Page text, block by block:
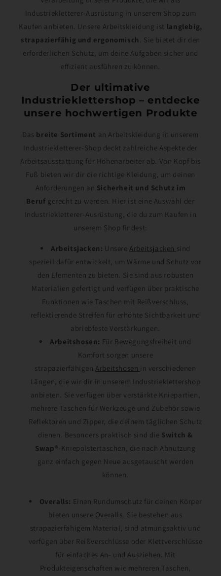
Industriekletterer-Ausrüstung in unserem Shop zum
Kaufen anbieten. Unsere Arbeitskleidung ist langlebig,
strapazierfähig und ergonomisch . Sie bietet dir den
erforderlichen Schutz, um deine Aufgaben sicher und
effizient ausführen zu können.
Der ultimative
Industrieklettershop – entdecke
unsere hochwertigen Produkte
Das breite Sortiment an Arbeitskleidung in unserem
Industriekletterer-Shop deckt zahlreiche Aspekte der
Arbeitsausstattung für Höhenarbeiter ab. Von Kopf bis
Fuß bieten wir dir die richtige Kleidung, um deinen
Anforderungen an Sicherheit und Schutz im
Beruf gerecht zu werden. Hier ist eine Auswahl der
Industriekletterer-Ausrüstung, die du zum Kaufen in
unserem Shop findest:
Arbeitsjacken: UnsereArbeitsjacken sind
speziell dafür entwickelt, um Wärme und Schutz vor
den Elementen zu bieten. Sie sind aus robusten
Materialien gefertigt und verfügen über praktische
Funktionen wie Taschen mit Reißverschluss,
reflektierende Streifen für erhöhte Sichtbarkeit und
abriebfeste Verstärkungen.
Arbeitshosen: Für Bewegungsfreiheit und
Komfort sorgen unsere
strapazierfähigenArbeitshosen in verschiedenen
Längen, die wir dir in unserem Industrieklettershop
anbieten. Sie verfügen über verstärkte Kniepartien,
mehrere Taschen für Werkzeuge und Zubehör sowie
Reflektoren und Zipper, die deinem täglichen Schutz
dienen. Besonders praktisch sind die Switch &
Swap® -Kniepolstertaschen, die nach Abnutzung
ganz einfach gegen Neue ausgetauscht werden
können.
Overalls: Einen Rundumschutz für deinen Körper
bieten unsere Overalls. Sie bestehen aus
strapazierfähigem Material, sind atmungsaktiv und
verfügen über Reißverschlüsse oder Klettverschlüsse
für einfaches An- und Ausziehen. Mit
Produkteigenschaften wie mehreren Taschen,